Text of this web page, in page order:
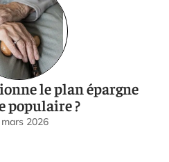
le plan épargne
populaire ?
2026